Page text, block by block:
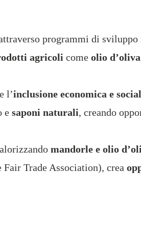
programmi di
agricoli come olio d’oliva
l’inclusione economica e
e saponi naturali, creando
mandorle e olio
Fair Trade Association), crea